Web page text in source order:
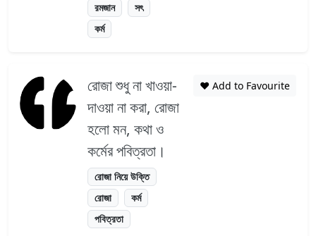
রমজান
সৎ
কর্ম
রোজা শুধু না খাওয়া-
দাওয়া না করা, রোজা
হলো মন, কথা ও
কর্মের পবিত্রতা।
রোজা নিয়ে উক্তি
রোজা
কর্ম
পবিত্রতা
❤️ Add to Favourite